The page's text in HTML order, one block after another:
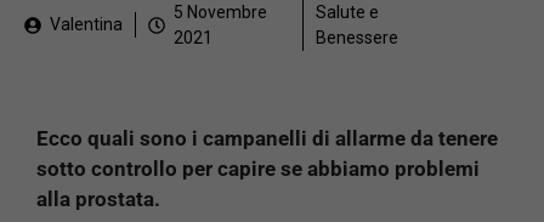
Valentina
5 Novembre
2021
Salute e
Benessere
Ecco quali sono i campanelli di allarme da tenere
sotto controllo per capire se abbiamo problemi
alla prostata.